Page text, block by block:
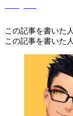
この記事を書いた人
この記事を書いた人